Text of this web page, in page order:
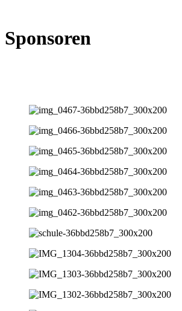
Sponsoren